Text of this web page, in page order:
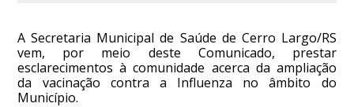
A Secretaria Municipal de Saúde de Cerro Largo/RS
vem, por meio deste Comunicado, prestar
esclarecimentos à comunidade acerca da ampliação
da vacinação contra a Influenza no âmbito do
Município.